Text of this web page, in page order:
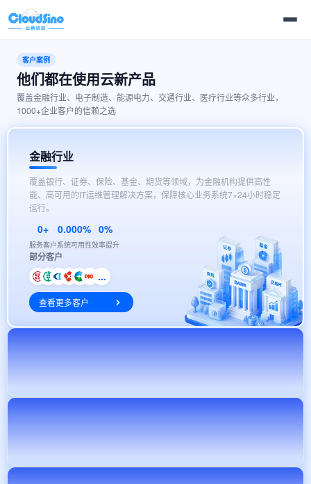
客户案例
他们都在使用云新产品
覆盖金融行业、电子制造、能源电力、交通行业、医疗行业等众多行业，
1000+企业客户的信赖之选
金融行业
覆盖银行、证券、保险、基金、期货等领域，为金融机构提供高性
能、高可用的IT运维管理解决方案，保障核心业务系统7×24小时稳定
运行。
0+
服务客户
0.000%
系统可用性
0%
效率提升
部分客户
...
查看更多客户